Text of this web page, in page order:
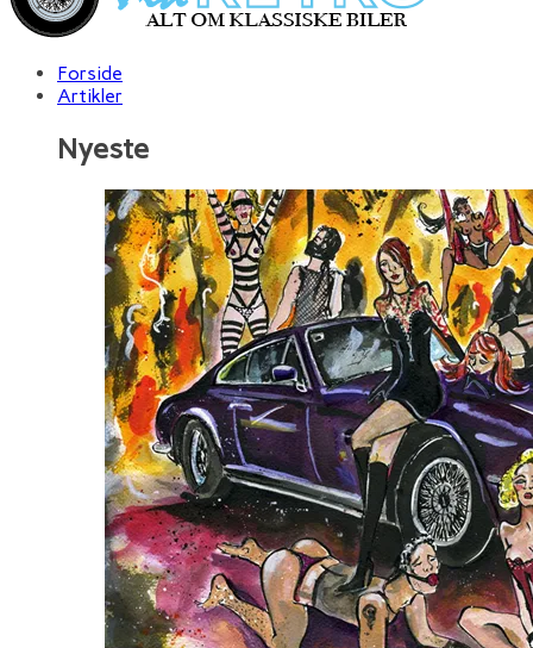
Forside
Artikler
Nyeste